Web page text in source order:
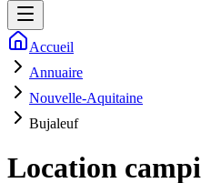
Accueil
Annuaire
Nouvelle-Aquitaine
Bujaleuf
Location